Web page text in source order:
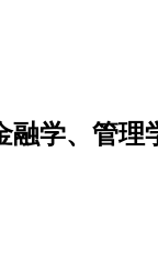
学、管